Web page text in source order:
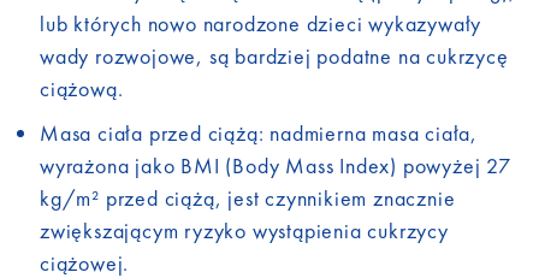
lub których nowo narodzone dzieci wykazywały
wady rozwojowe, są bardziej podatne na cukrzycę
ciążową.
Masa ciała przed ciążą: nadmierna masa ciała,
wyrażona jako BMI (Body Mass Index) powyżej 27
kg/m² przed ciążą, jest czynnikiem znacznie
zwiększającym ryzyko wystąpienia cukrzycy
ciążowej.